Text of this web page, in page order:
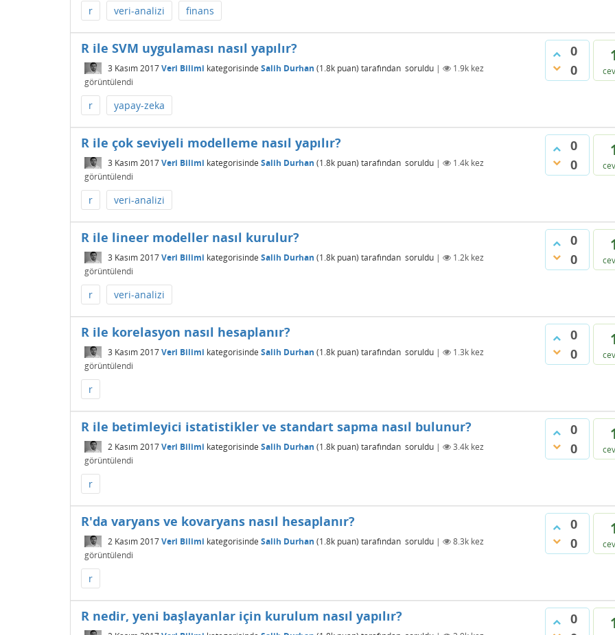
r veri-analizi finans
0
0
R ile SVM uygulaması nasıl yapılır?
3 Kasım 2017Veri Bilimi kategorisinde Salih Durhan (1.8k puan) tarafından soruldu | 1.9k kez
görüntülendi
r yapay-zeka
0
0
R ile çok seviyeli modelleme nasıl yapılır?
3 Kasım 2017Veri Bilimi kategorisinde Salih Durhan (1.8k puan) tarafından soruldu | 1.4k kez
görüntülendi
r veri-analizi
0
0
R ile lineer modeller nasıl kurulur?
3 Kasım 2017Veri Bilimi kategorisinde Salih Durhan (1.8k puan) tarafından soruldu | 1.2k kez
görüntülendi
r veri-analizi
0
0
R ile korelasyon nasıl hesaplanır?
3 Kasım 2017Veri Bilimi kategorisinde Salih Durhan (1.8k puan) tarafından soruldu | 1.3k kez
görüntülendi
r
0
0
R ile betimleyici istatistikler ve standart sapma nasıl bulunur?
2 Kasım 2017Veri Bilimi kategorisinde Salih Durhan (1.8k puan) tarafından soruldu | 3.4k kez
görüntülendi
r
0
0
R'da varyans ve kovaryans nasıl hesaplanır?
2 Kasım 2017Veri Bilimi kategorisinde Salih Durhan (1.8k puan) tarafından soruldu | 8.3k kez
görüntülendi
r
0
R nedir, yeni başlayanlar için kurulum nasıl yapılır?